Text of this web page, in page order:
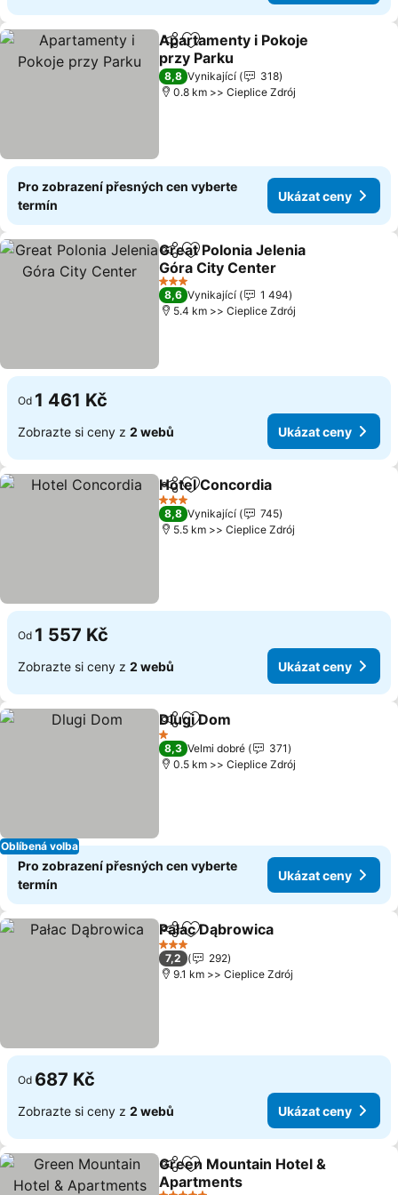
SdíletPřidat na seznam oblíbených
Apartamenty i Pokoje
przy Parku
Ukázat ceny
8,8 Vynikající
318
0.8 km >> Cieplice Zdrój
Pro zobrazení přesných cen vyberte
termín
Ukázat ceny
SdíletPřidat na seznam oblíbených
Great Polonia Jelenia
Góra City Center
Ukázat ceny
3 Počet hvězdiček
8,6 Vynikající
1 494
5.4 km >> Cieplice Zdrój
Od 1 461 Kč
Zobrazte si ceny z 2 webů Ukázat ceny
SdíletPřidat na seznam oblíbených
Hotel Concordia
3 Počet hvězdiček
8,8 Vynikající
745
5.5 km >> Cieplice Zdrój
Od 1 557 Kč
Zobrazte si ceny z 2 webů Ukázat ceny
Oblíbená volba
SdíletPřidat na seznam oblíbených
Dlugi Dom
1 Počet hvězdiček
8,3 Velmi dobré
371
0.5 km >> Cieplice Zdrój
Pro zobrazení přesných cen vyberte
termín
Ukázat ceny
SdíletPřidat na seznam oblíbených
Pałac Dąbrowica
3 Počet hvězdiček
7,2
292
9.1 km >> Cieplice Zdrój
Od 687 Kč
Zobrazte si ceny z 2 webů Ukázat ceny
SdíletPřidat na seznam oblíbených
Green Mountain Hotel &
Apartments